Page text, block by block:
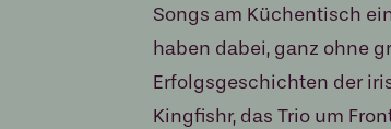
Songs am Küchentisch
haben dabei, ganz ohne
Erfolgsgeschichten der
Kingfishr, das Trio um